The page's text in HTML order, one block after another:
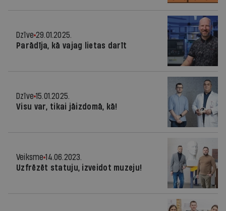
Dzīve 29.01.2025.
Parādīja, kā vajag lietas darīt
Dzīve 15.01.2025.
Visu var, tikai jāizdomā, kā!
Veiksme 14.06.2023.
Uzfrēzēt statuju, izveidot muzeju!